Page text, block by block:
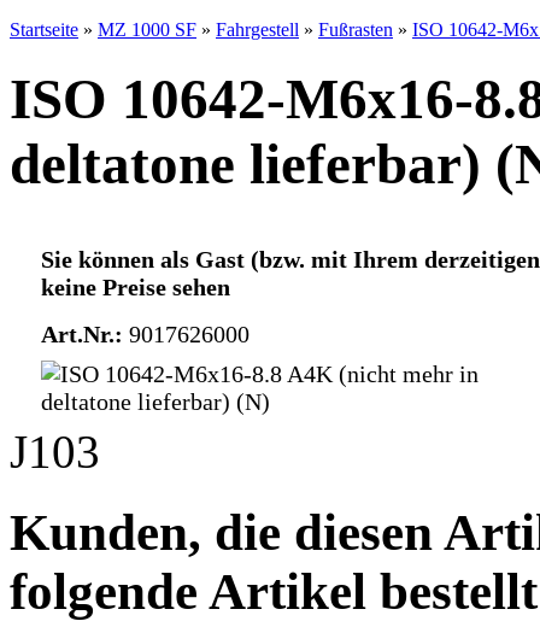
Startseite » MZ 1000 SF » Fahrgestell » Fußrasten » ISO 10642-
ISO 10642-M6x16-
deltatone lieferbar)
Sie können als Gast (bzw. mit Ihrem
keine Preise sehen
Art.Nr.: 9017626000
J103
Kunden, die diesen
folgende Artikel